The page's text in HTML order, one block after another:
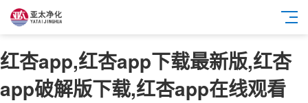
红杏app,红杏app下载最新版,红杏
app破解版下载,红杏app在线观看